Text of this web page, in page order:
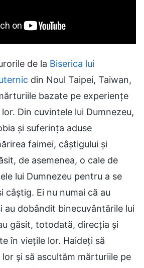
de la Biserica lui
din Noul Taipei, Taiwan,
bazate pe experiențe
Din cuvintele lui Dumnezeu,
și suferința aduse
faimei, câștigului și
de asemenea, o cale de
lui Dumnezeu pentru a se
câștig. Ei nu numai că au
au dobândit binecuvântările lui
găsit, totodată, direcția și
în viețile lor. Haideți să
și să ascultăm mărturiile pe